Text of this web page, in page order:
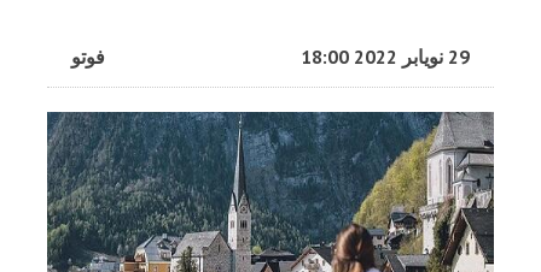
فوتو 29 نویابر 2022 18:00